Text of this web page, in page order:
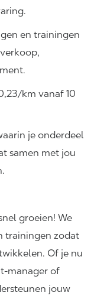
en trainingen
km vanaf 10
je onderdeel
samen met jou
groeien! We
trainingen zodat
Of je nu
manager of
jouw